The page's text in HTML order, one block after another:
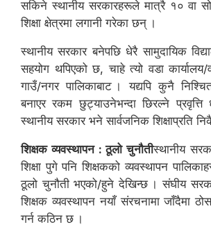
सकिने स्थानीय सरकारहरूले मात्रै १० वा
शिक्षा क्षेत्रमा लगानी गरेका छन् ।
स्थानीय सरकार बनेपछि धेरै सामुदायिक
सहयोग थपिएको छ, चाहे त्यो वडा कार्यालय/
गाउँ/नगर पालिकाबाट । यद्यपि कुनै
बनाएर रकम छुट्याउनेभन्दा छिरल्ने
स्थानीय सरकार भने सार्वजनिक शिक्षाप्रति
शिक्षक व्यवस्थापन : ठूलो चुनौतीस्थानीय
शिक्षा पुगे पनि शिक्षकको व्यवस्थापन
ठूलो चुनौती भएको/हुने देखिन्छ । संघीय
शिक्षक व्यवस्थापन नयाँ संरचनामा जाँदैमा
गर्न कठिन छ ।